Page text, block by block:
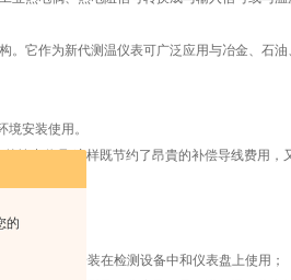
的
它作为新代测温仪表可广泛应用与冶金、石油
安装使用。
输出信号
这样既节约了昂貴的补偿导线费用，
功能模块安装在检测设备中和仪表盘上使用；